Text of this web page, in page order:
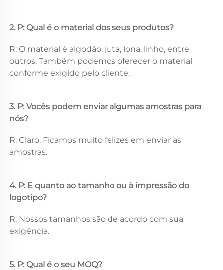
2. P: Qual é o material dos seus produtos?
R: O material é algodão, juta, lona, linho, entre
outros. Também podemos oferecer o material
conforme exigido pelo cliente.
3. P: Vocês podem enviar algumas amostras para
nós?
R: Claro. Ficamos muito felizes em enviar as
amostras.
4. P: E quanto ao tamanho ou à impressão do
logotipo?
R: Nossos tamanhos são de acordo com sua
exigência.
5. P: Qual é o seu MOQ?